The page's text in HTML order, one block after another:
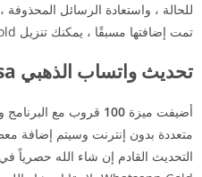
للحالة ، واستعادة الرسائل
تمت إضافتها مسبقًا ، يمكنك تنزيل WhatsApp Gold.
تحديث واتساب الذهبي mosa
أضيفت ميزة 100 قروب مع
متعددة بدون إنترنت وسيتم إضافة
التحديث القادم إن شاء الله حصرياً